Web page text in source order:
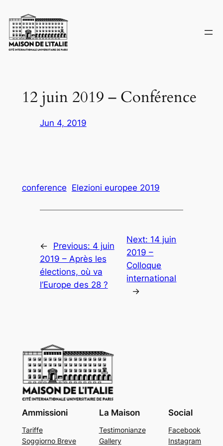
to
content
12 juin 2019 – Conférence
Jun 4, 2019
conference Elezioni europee 2019
← Previous: 4 juin
2019 – Après les
élections, où va
l’Europe des 28 ?
Next: 14 juin
2019 –
Colloque
international
→
Ammissioni
Tariffe
Soggiorno Breve
La Maison
Testimonianze
Gallery
Social
Facebook
Instagram